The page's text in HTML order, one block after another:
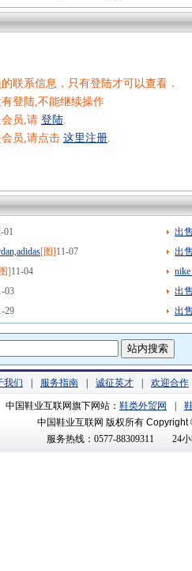
联系信息，只有登陆才可以查看．
登陆,不能继续操作
员,请 登陆.
员,请点击 这里注册.
01
出
[图]11-07
出
]11-04
03
出
29 出
我们 服务指南 诚征英才 欢迎合作
中国鞋业互联网旗下网站： 鞋类外贸网
中国鞋业互联网 版权所有 Copyright
服务热线：0577-88309311
24